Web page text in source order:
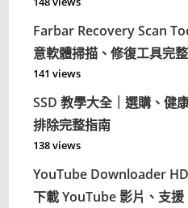
Farbar Recovery Scan
意軟體掃描、修復工具完
141 views
SSD 教學大全｜選購、健
排除完整指南
138 views
YouTube Downloader
下載 YouTube 影片、支